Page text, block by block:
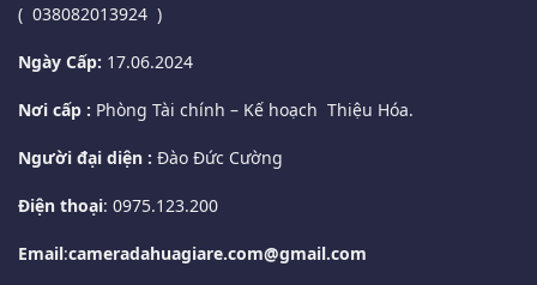
( 038082013924 )
Ngày Cấp: 17.06.2024
Nơi cấp : Phòng Tài chính – Kế hoạch Thiệu Hóa.
Người đại diện : Đào Đức Cường
Điện thoại: 0975.123.200
Email:cameradahuagiare.com@gmail.com